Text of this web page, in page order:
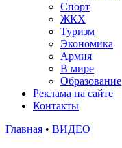
Спорт
ЖКХ
Туризм
Экономика
Армия
В мире
Образование
Реклама на сайте
Контакты
Главная • ВИДЕО